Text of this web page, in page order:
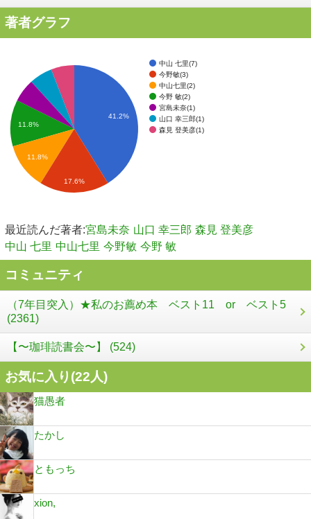
著者グラフ
中山 七里(7)
今野敏(3)
中山七里(2)
今野 敏(2)
宮島未奈(1)
山口 幸三郎(1)
森見 登美彦(1)
41.2%
11.8%
11.8%
17.6%
最近読んだ著者:宮島未奈 山口 幸三郎 森見 登美彦
中山 七里 中山七里 今野敏 今野 敏
コミュニティ
（7年目突入）★私のお薦め本 ベスト11 or ベスト5
(2361)
【〜珈琲読書会〜】 (524)
お気に入り(22人)
猫愚者
たかし
ともっち
xion,